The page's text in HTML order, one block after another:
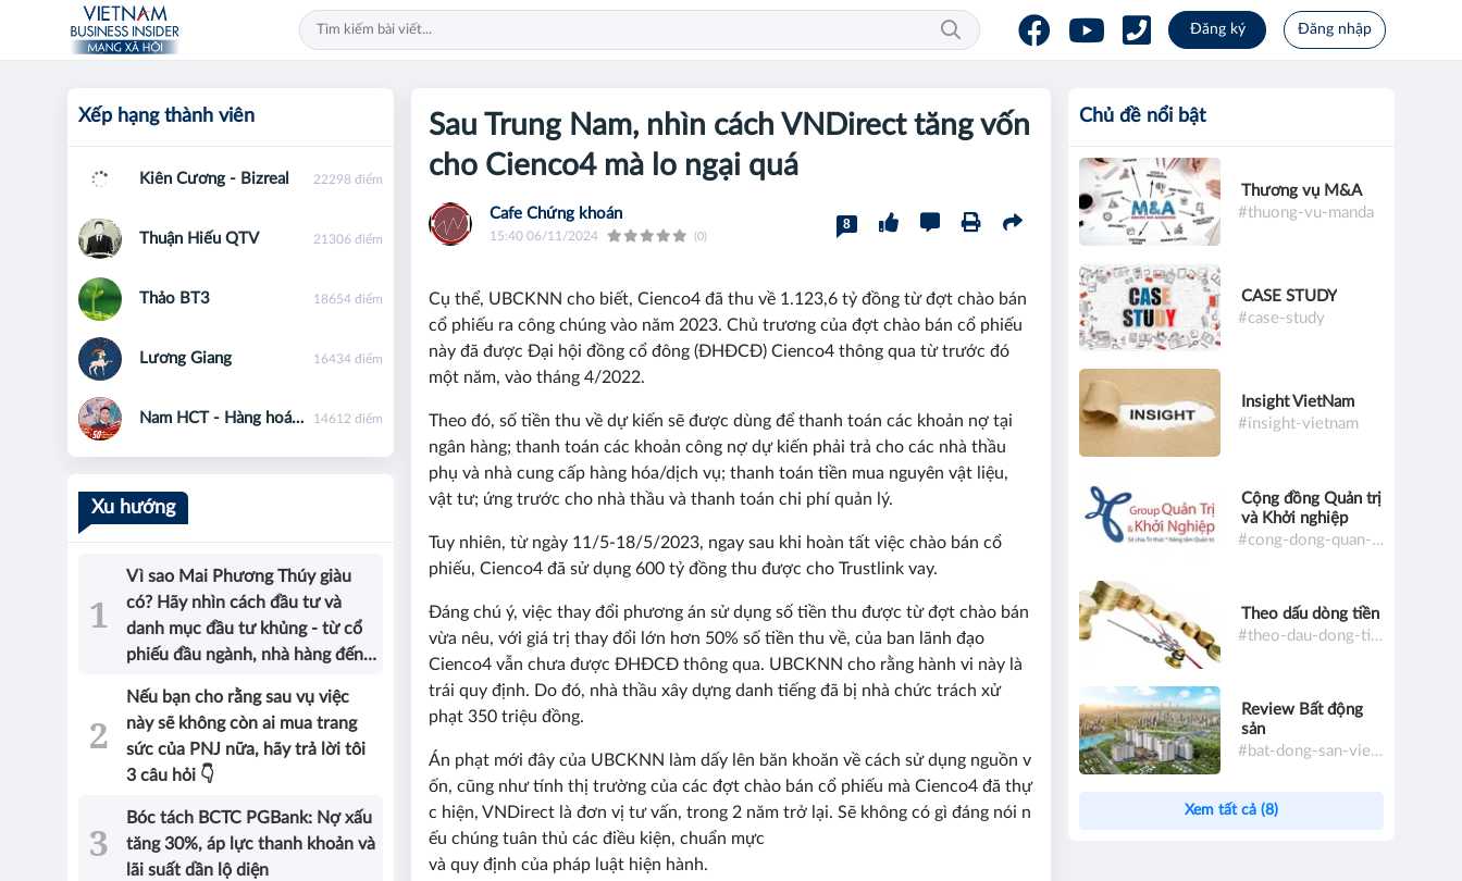
Đăng ký Đăng nhập
Sau Trung Nam, nhìn cách VNDirect tăng vốn
cho Cienco4 mà lo ngại quá
Cafe Chứng khoán
15:40 06/11/2024 (0)
8
Cụ thể, UBCKNN cho biết, Cienco4 đã thu về 1.123,6 tỷ đồng từ đợt chào bán
cổ phiếu ra công chúng vào năm 2023. Chủ trương của đợt chào bán cổ phiếu
này đã được Đại hội đồng cổ đông (ĐHĐCĐ) Cienco4 thông qua từ trước đó
một năm, vào tháng 4/2022.
Theo đó, số tiền thu về dự kiến sẽ được dùng để thanh toán các khoản nợ tại
ngân hàng; thanh toán các khoản công nợ dự kiến phải trả cho các nhà thầu
phụ và nhà cung cấp hàng hóa/dịch vụ; thanh toán tiền mua nguyên vật liệu,
vật tư; ứng trước cho nhà thầu và thanh toán chi phí quản lý.
Tuy nhiên, từ ngày 11/5-18/5/2023, ngay sau khi hoàn tất việc chào bán cổ
phiếu, Cienco4 đã sử dụng 600 tỷ đồng thu được cho Trustlink vay.
Đáng chú ý, việc thay đổi phương án sử dụng số tiền thu được từ đợt chào bán
vừa nêu, với giá trị thay đổi lớn hơn 50% số tiền thu về, của ban lãnh đạo
Cienco4 vẫn chưa được ĐHĐCĐ thông qua. UBCKNN cho rằng hành vi này là
trái quy định. Do đó, nhà thầu xây dựng danh tiếng đã bị nhà chức trách xử
phạt 350 triệu đồng.
Án phạt mới đây của UBCKNN làm dấy lên băn khoăn về cách sử dụng nguồn v
ốn, cũng như tính thị trường của các đợt chào bán cổ phiếu mà Cienco4 đã thự
c hiện, VNDirect là đơn vị tư vấn, trong 2 năm trở lại. Sẽ không có gì đáng nói n
ếu chúng tuân thủ các điều kiện, chuẩn mực
và quy định của pháp luật hiện hành.
Xếp hạng thành viên
Kiên Cương - Bizreal 22298 điểm
Thuận Hiếu QTV 21306 điểm
Thảo BT3 18654 điểm
Lương Giang 16434 điểm
Nam HCT - Hàng hoá phái sinh - 0867091553 14612 điểm
Xu hướng
Vì sao Mai Phương Thúy giàu
có? Hãy nhìn cách đầu tư và
danh mục đầu tư khủng - từ cổ
phiếu đầu ngành, nhà hàng đến
được câu trả lời!
Nếu bạn cho rằng sau vụ việc
này sẽ không còn ai mua trang
sức của PNJ nữa, hãy trả lời tôi
3 câu hỏi 👇
Bóc tách BCTC PGBank: Nợ xấu
tăng 30%, áp lực thanh khoản và
lãi suất dần lộ diện
Chủ đề nổi bật
Thương vụ M&A
#thuong-vu-manda
CASE STUDY
#case-study
Insight VietNam
#insight-vietnam
Cộng đồng Quản trị
và Khởi nghiệp
#cong-dong-quan-tri-va-khoi-nghiep
Theo dấu dòng tiền
#theo-dau-dong-tien
Review Bất động
sản
#bat-dong-san-viet-nam
Xem tất cả (8)